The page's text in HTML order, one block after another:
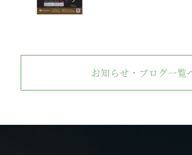
お知らせ・ブログ一覧